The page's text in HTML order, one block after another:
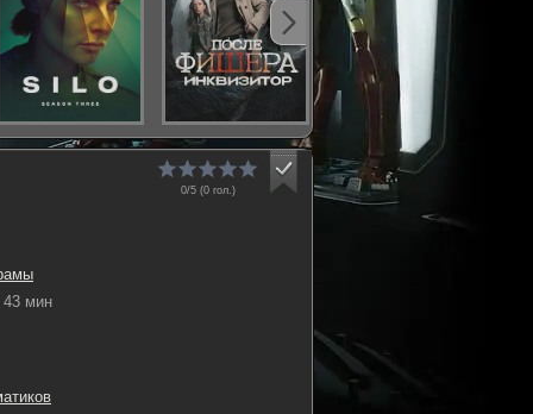
0/5 (0гол.)
43 мин